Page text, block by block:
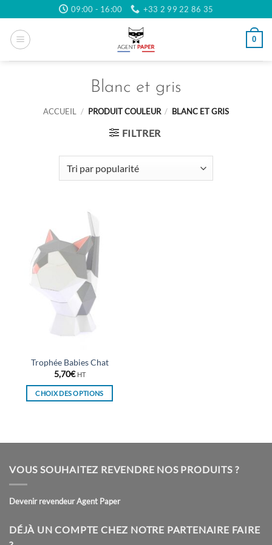
au
contenu
09:00 - 16:00 +33 2 99 22 86 35
0
Blanc et gris
ACCUEIL / PRODUIT COULEUR / BLANC ET GRIS
FILTRER
Trophée Babies Chat
5,70€ HT
CHOIX DES OPTIONS
plusieurs
Les
peuvent
sur
VOUS SOUHAITEZ REVENDRE NOS PRODUITS ?
Devenir revendeur Agent Paper
DÉJÀ UN COMPTE CHEZ NOTRE PARTENAIRE FAIRE